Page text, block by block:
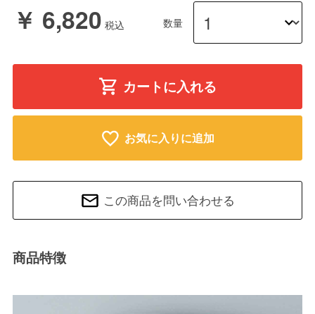
￥ 6,820 数量
カートに入れる
お気に入りに追加
この商品を問い合わせる
商品特徴